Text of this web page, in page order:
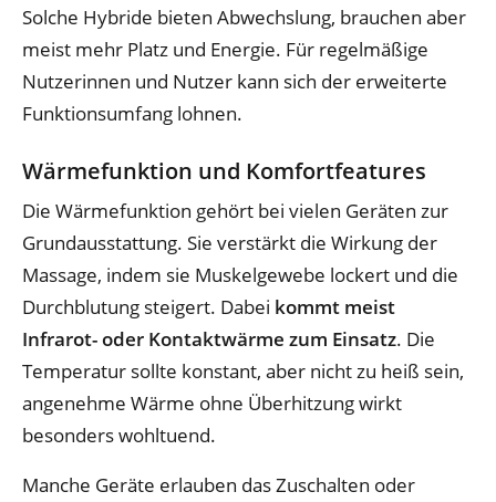
Solche Hybride bieten Abwechslung, brauchen aber
meist mehr Platz und Energie. Für regelmäßige
Nutzerinnen und Nutzer kann sich der erweiterte
Funktionsumfang lohnen.
Wärmefunktion und Komfortfeatures
Die Wärmefunktion gehört bei vielen Geräten zur
Grundausstattung. Sie verstärkt die Wirkung der
Massage, indem sie Muskelgewebe lockert und die
Durchblutung steigert. Dabei kommt meist
Infrarot- oder Kontaktwärme zum Einsatz. Die
Temperatur sollte konstant, aber nicht zu heiß sein,
angenehme Wärme ohne Überhitzung wirkt
besonders wohltuend.
Manche Geräte erlauben das Zuschalten oder